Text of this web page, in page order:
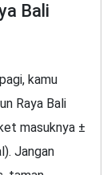
Bali
kamu
Raya Bali
masuknya ±
Jangan